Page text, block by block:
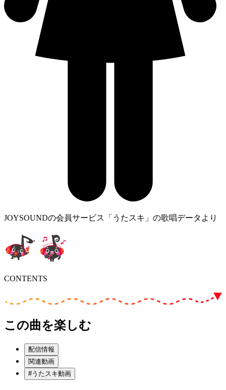
JOYSOUNDの会員サービス「うたスキ」の歌唱データより
CONTENTS
この曲を楽しむ
配信情報
関連動画
#うたスキ動画